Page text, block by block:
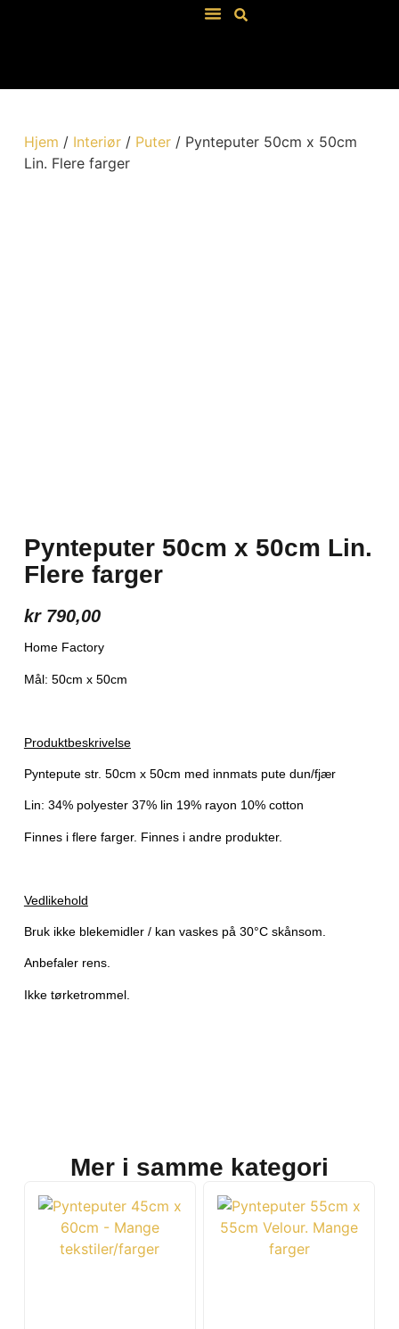
Hjem / Interiør/ Puter/ Pynteputer 50cm x 50cm
Lin. Flere farger
Pynteputer 50cm x 50cm Lin.
Flere farger
kr790,00
Home Factory
Mål: 50cm x 50cm
Produktbeskrivelse
Pyntepute str. 50cm x 50cm med innmats pute dun/fjær
Lin: 34% polyester 37% lin 19% rayon 10% cotton
Finnes i flere farger. Finnes i andre produkter.
Vedlikehold
Bruk ikke blekemidler / kan vaskes på 30°C skånsom.
Anbefaler rens.
Ikke tørketrommel.
Mer i samme kategori